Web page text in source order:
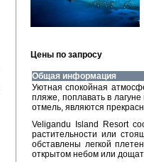
Цены по запросу
Общая информация
Уютная спокойная
пляже, поплавать в
отмель, являются
Veligandu Island Resort
растительности или
обставлены легкой
открытом небом или